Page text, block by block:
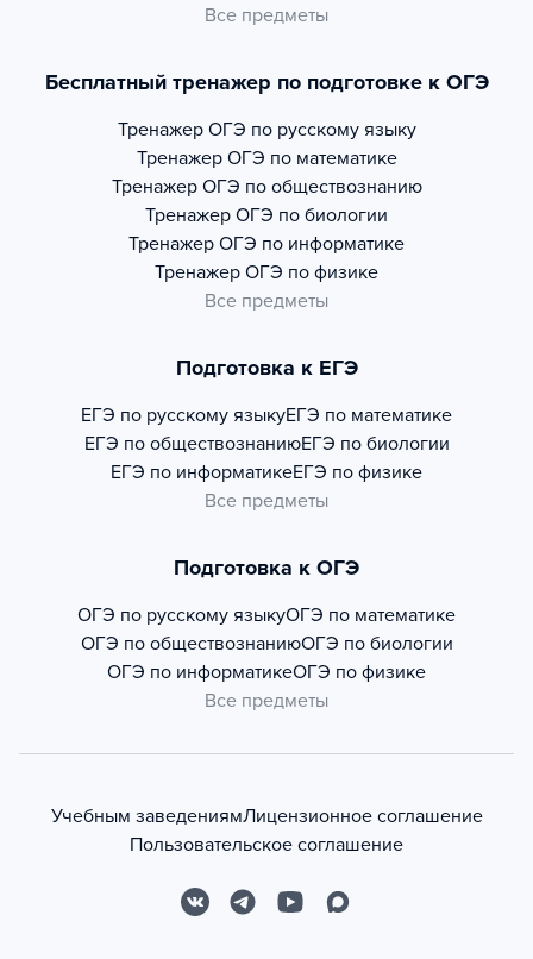
Все предметы
Бесплатный тренажер по подготовке к ОГЭ
Тренажер ОГЭ по русскому языку
Тренажер ОГЭ по математике
Тренажер ОГЭ по обществознанию
Тренажер ОГЭ по биологии
Тренажер ОГЭ по информатике
Тренажер ОГЭ по физике
Все предметы
Подготовка к ЕГЭ
ЕГЭ по русскому языкуЕГЭ по математике
ЕГЭ по обществознаниюЕГЭ по биологии
ЕГЭ по информатикеЕГЭ по физике
Все предметы
Подготовка к ОГЭ
ОГЭ по русскому языкуОГЭ по математике
ОГЭ по обществознаниюОГЭ по биологии
ОГЭ по информатикеОГЭ по физике
Все предметы
Учебным заведениямЛицензионное соглашение
Пользовательское соглашение